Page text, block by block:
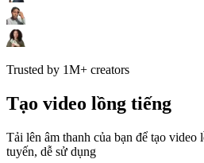
Trusted by 1M+ creators
Tạo video lồng tiếng
Tải lên âm thanh của bạn để tạo video
tuyến, dễ sử dụng